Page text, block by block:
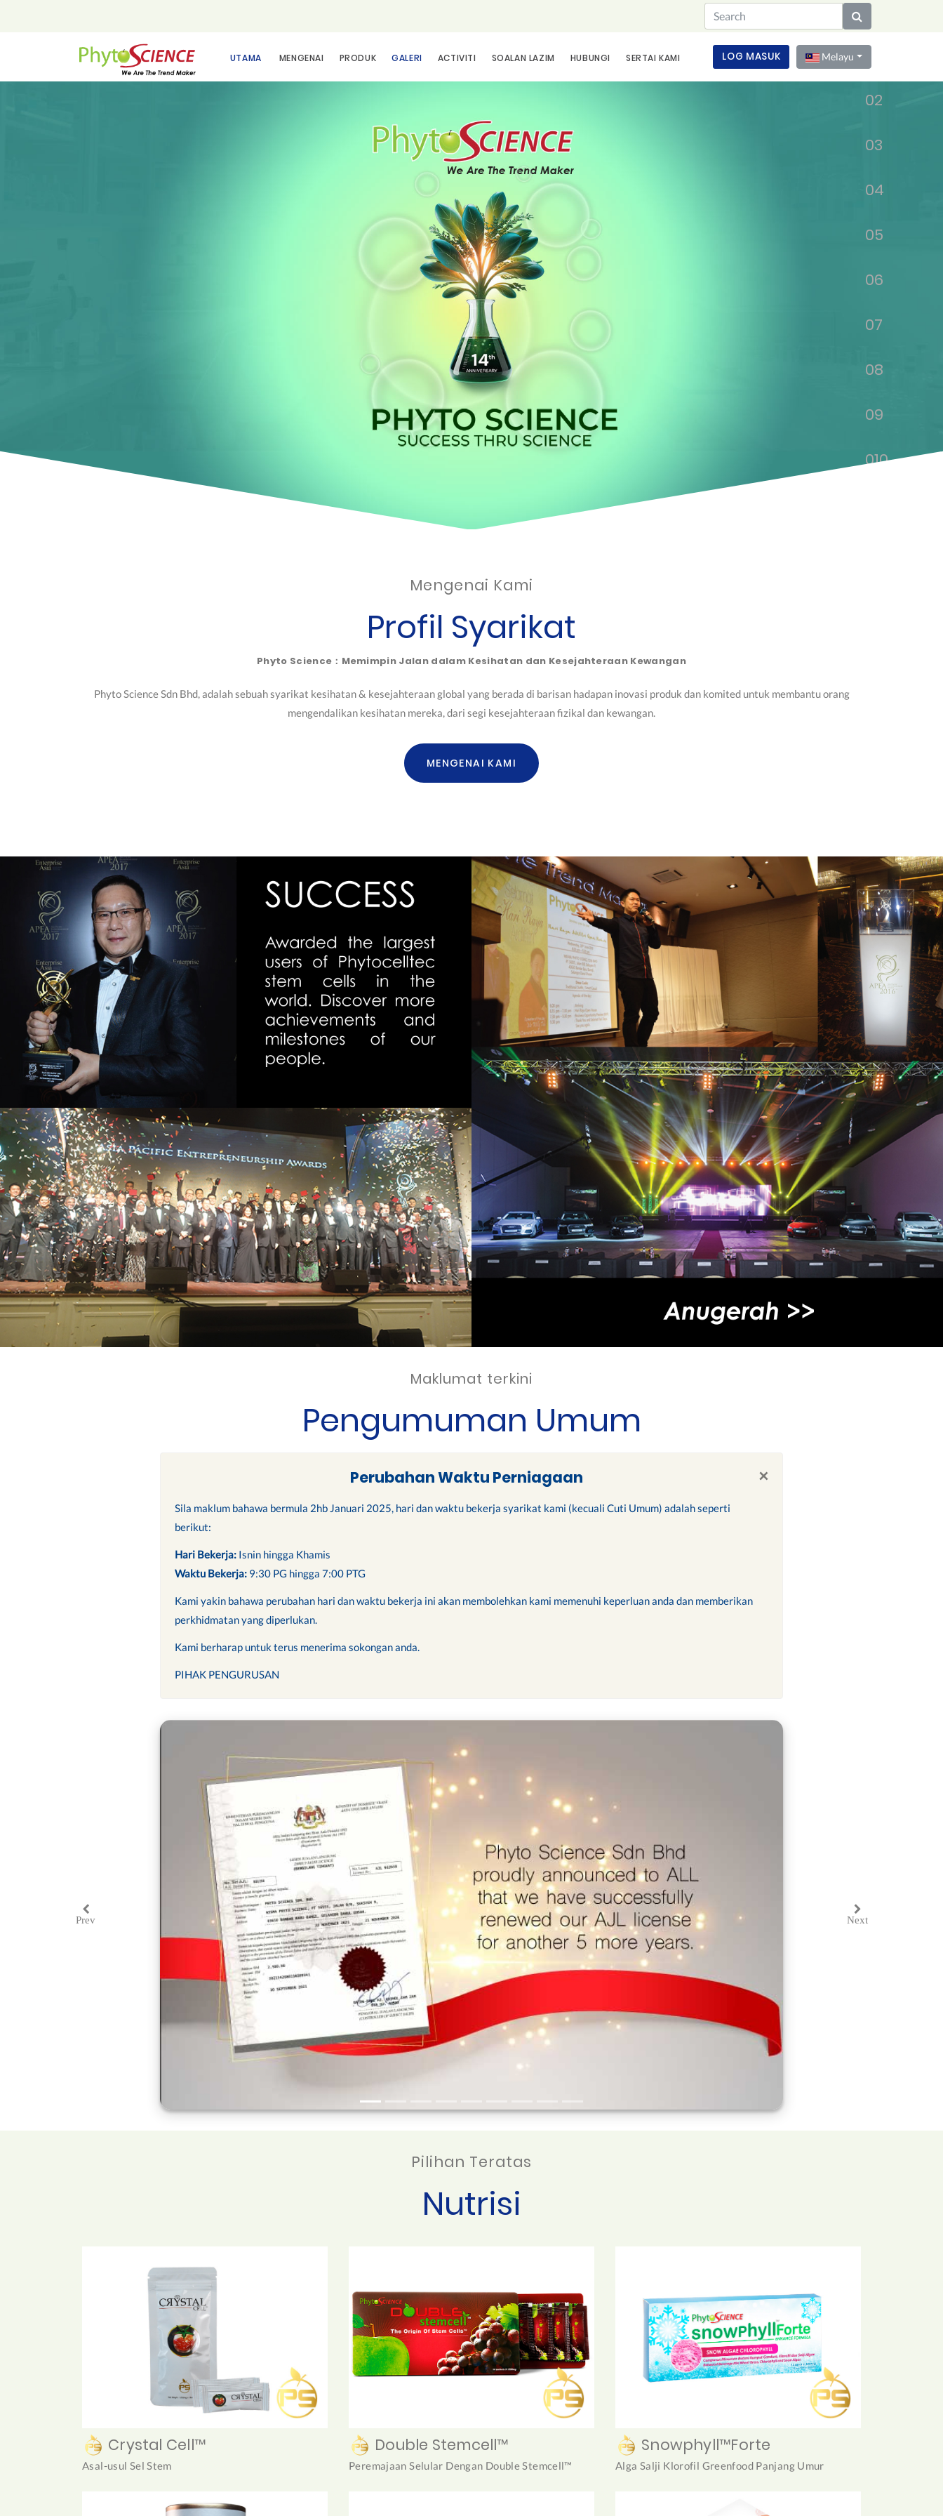
UTAMA MENGENAI PRODUK GALERI ACTIVITI SOALAN LAZIM HUBUNGI SERTAI KAMI LOG MASUK Melayu
03
04
05
06
07
08
09
010
Mengenai Kami
Profil Syarikat
Phyto Science：Memimpin Jalan dalam Kesihatan dan Kesejahteraan Kewangan
Phyto Science Sdn Bhd, adalah sebuah syarikat kesihatan & kesejahteraan global yang berada di barisan hadapan inovasi produk dan komited untuk membantu orang
mengendalikan kesihatan mereka, dari segi kesejahteraan fizikal dan kewangan.
MENGENAI KAMI
Maklumat terkini
Pengumuman Umum
×
Perubahan Waktu Perniagaan
Sila maklum bahawa bermula 2hb Januari 2025, hari dan waktu bekerja syarikat kami (kecuali Cuti Umum) adalah seperti
berikut:
Hari Bekerja: Isnin hingga Khamis
Waktu Bekerja: 9:30 PG hingga 7:00 PTG
Kami yakin bahawa perubahan hari dan waktu bekerja ini akan membolehkan kami memenuhi keperluan anda dan memberikan
perkhidmatan yang diperlukan.
Kami berharap untuk terus menerima sokongan anda.
PIHAK PENGURUSAN
PrevPrevious Next
Next
Pilihan Teratas
Nutrisi
Crystal Cell™
Asal-usul Sel Stem
Double Stemcell™
Peremajaan Selular Dengan Double Stemcell™
Snowphyll™Forte
Alga Salji Klorofil Greenfood Panjang Umur